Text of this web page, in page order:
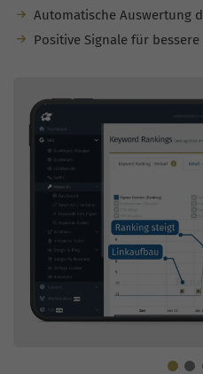
Automatische Auswertung
Positive Signale für bessere